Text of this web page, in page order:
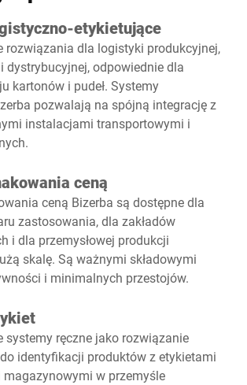
etykietujące
rozwiązania dla logistyki produkcyjnej,
dystrybucyjnej, odpowiednie dla
kartonów i pudeł. Systemy
pozwalają na spójną integrację z
instalacjami transportowymi i
ceną
ceną Bizerba są dostępne dla
zastosowania, dla zakładów
i dla przemysłowej produkcji
skalę. Są ważnymi składowymi
i minimalnych przestojów.
systemy ręczne jako rozwiązanie
identyfikacji produktów z etykietami
magazynowymi w przemyśle